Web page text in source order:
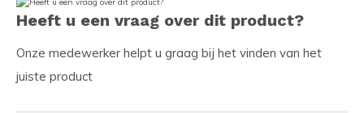
Heeft u een vraag over dit product?
Onze medewerker helpt u graag bij het vinden van het
juiste product